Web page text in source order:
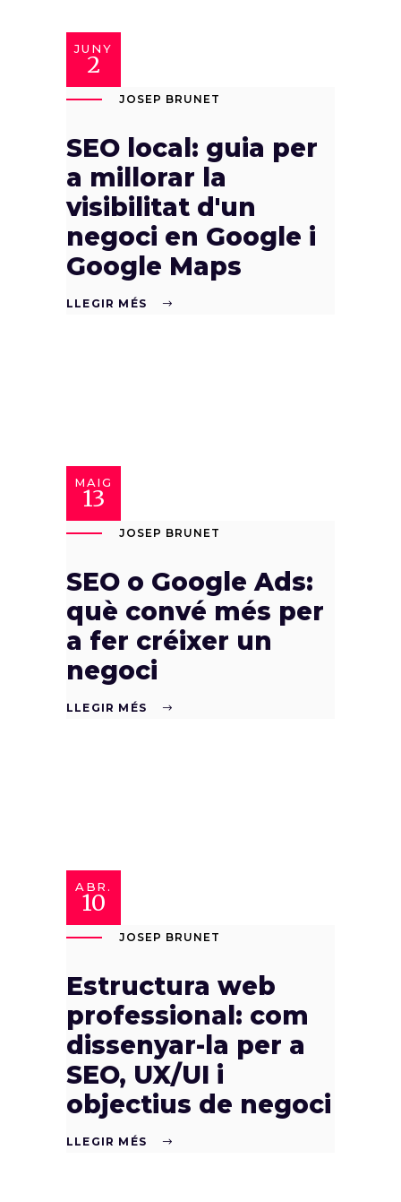
JUNY
2
JOSEP BRUNET
SEO local: guia per
a millorar la
visibilitat d'un
negoci en Google i
Google Maps
LLEGIR MÉS
MAIG
13
JOSEP BRUNET
SEO o Google Ads:
què convé més per
a fer créixer un
negoci
LLEGIR MÉS
ABR.
10
JOSEP BRUNET
Estructura web
professional: com
dissenyar-la per a
SEO, UX/UI i
objectius de negoci
LLEGIR MÉS